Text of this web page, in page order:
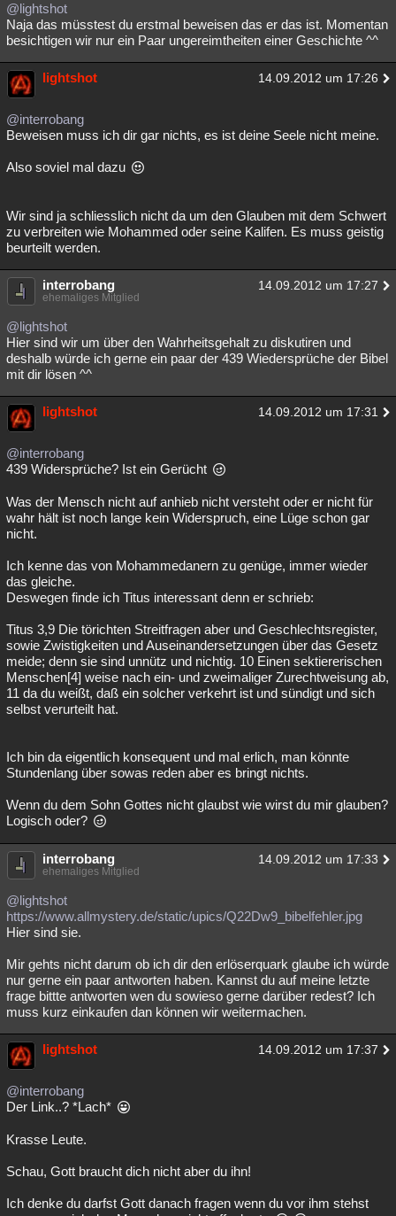
@lightshot
Naja das müsstest du erstmal beweisen das er das ist. Momentan
besichtigen wir nur ein Paar ungereimtheiten einer Geschichte ^^
lightshot 14.09.2012 um 17:26
@interrobang
Beweisen muss ich dir gar nichts, es ist deine Seele nicht meine.
Also soviel mal dazu
Wir sind ja schliesslich nicht da um den Glauben mit dem Schwert
zu verbreiten wie Mohammed oder seine Kalifen. Es muss geistig
beurteilt werden.
interrobang 14.09.2012 um 17:27
ehemaliges Mitglied
@lightshot
Hier sind wir um über den Wahrheitsgehalt zu diskutiren und
deshalb würde ich gerne ein paar der 439 Wiedersprüche der Bibel
mit dir lösen ^^
lightshot 14.09.2012 um 17:31
@interrobang
439 Widersprüche? Ist ein Gerücht
Was der Mensch nicht auf anhieb nicht versteht oder er nicht für
wahr hält ist noch lange kein Widerspruch, eine Lüge schon gar
nicht.
Ich kenne das von Mohammedanern zu genüge, immer wieder
das gleiche.
Deswegen finde ich Titus interessant denn er schrieb:
Titus 3,9 Die törichten Streitfragen aber und Geschlechtsregister,
sowie Zwistigkeiten und Auseinandersetzungen über das Gesetz
meide; denn sie sind unnütz und nichtig. 10 Einen sektiererischen
Menschen[4] weise nach ein- und zweimaliger Zurechtweisung ab,
11 da du weißt, daß ein solcher verkehrt ist und sündigt und sich
selbst verurteilt hat.
Ich bin da eigentlich konsequent und mal erlich, man könnte
Stundenlang über sowas reden aber es bringt nichts.
Wenn du dem Sohn Gottes nicht glaubst wie wirst du mir glauben?
Logisch oder?
interrobang 14.09.2012 um 17:33
ehemaliges Mitglied
@lightshot
https://www.allmystery.de/static/upics/Q22Dw9_bibelfehler.jpg
Hier sind sie.
Mir gehts nicht darum ob ich dir den erlöserquark glaube ich würde
nur gerne ein paar antworten haben. Kannst du auf meine letzte
frage bittte antworten wen du sowieso gerne darüber redest? Ich
muss kurz einkaufen dan können wir weitermachen.
lightshot 14.09.2012 um 17:37
@interrobang
Der Link..? *Lach*
Krasse Leute.
Schau, Gott braucht dich nicht aber du ihn!
Ich denke du darfst Gott danach fragen wenn du vor ihm stehst